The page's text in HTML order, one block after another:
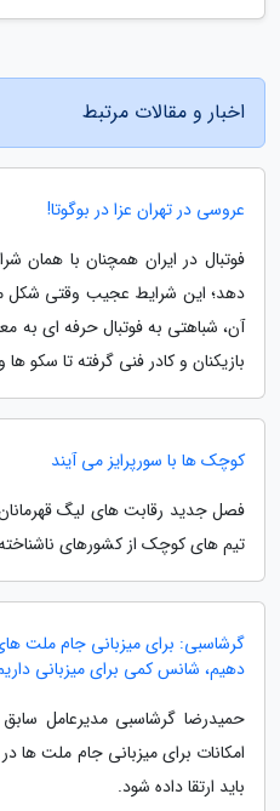
اخبار و مقالات مرتبط
عروسی در تهران عزا در بوگوتا!
فوتبال در ایران همچنان با همان
دهد؛ این شرایط عجیب وقتی شکل
آن، شباهتی به فوتبال حرفه ای به
بازیکنان و کادر فنی گرفته تا سکو
کوچک ها با سورپرایز می آیند
فصل جدید رقابت های لیگ قهرمانان
تیم های کوچک از کشورهای
گرشاسبی: برای میزبانی جام ملت های
دهیم، شانس کمی برای میزبانی
حمیدرضا گرشاسبی مدیرعامل سابق
امکانات برای میزبانی جام ملت ها
باید ارتقا داده شود.